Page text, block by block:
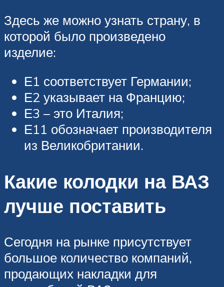
Здесь же можно узнать страну, в
которой было произведено
изделие:
Е1 соответствует Германии;
Е2 указывает на Францию;
Е3 – это Италия;
Е11 обозначает производителя
из Великобритании.
Какие колодки на ВАЗ
лучше поставить
Сегодня на рынке присутствует
большое количество компаний,
продающих накладки для